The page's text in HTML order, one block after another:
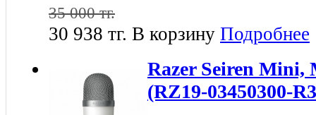
35 000 тг.
30 938 тг. В корзину Подробнее
Razer Seiren Mini,
(RZ19-03450300-